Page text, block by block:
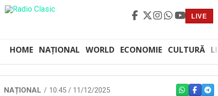
LIVE
HOME NAȚIONAL WORLD ECONOMIE CULTURĂ
NAȚIONAL 10:45 / 11/12/2025 WHATSAPP